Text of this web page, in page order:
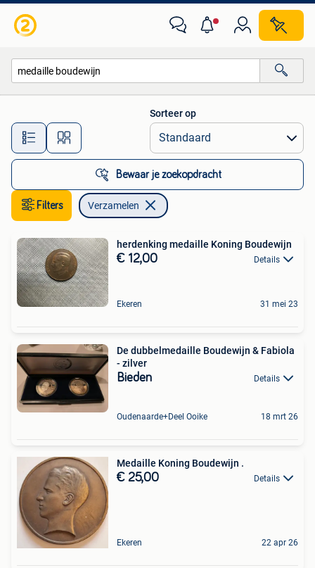
Alle afstanden…
Sorteer op
Bewaar je zoekopdracht
Filters Verzamelen
herdenking medaille Koning Boudewijn
€ 12,00 Details
Ekeren 31 mei 23
De dubbelmedaille Boudewijn & Fabiola
- zilver
Bieden Details
Oudenaarde+Deel Ooike 18 mrt 26
Medaille Koning Boudewijn .
€ 25,00 Details
Ekeren 22 apr 26